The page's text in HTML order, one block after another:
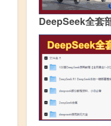
DeepSeek全套